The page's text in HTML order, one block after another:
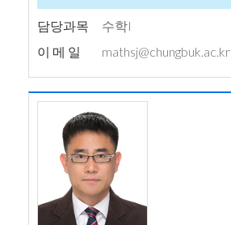
담당과목
수학I
이 메 일
mathsj@chungbuk.ac.kr